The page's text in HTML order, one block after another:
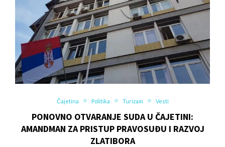
Čajetina Politika Turizam Vesti
PONOVNO OTVARANJE SUDA U ČAJETINI:
AMANDMAN ZA PRISTUP PRAVOSUĐU I RAZVOJ
ZLATIBORA